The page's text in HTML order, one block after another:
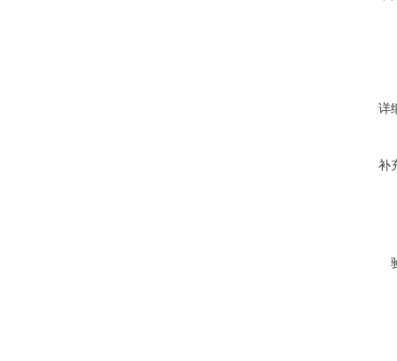
详
补